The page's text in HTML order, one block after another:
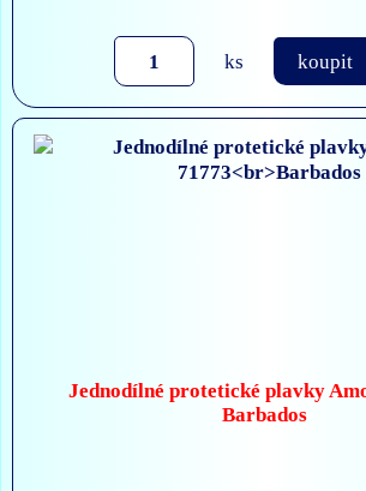
ks koupit
Jednodílné protetické plavky
Barbados